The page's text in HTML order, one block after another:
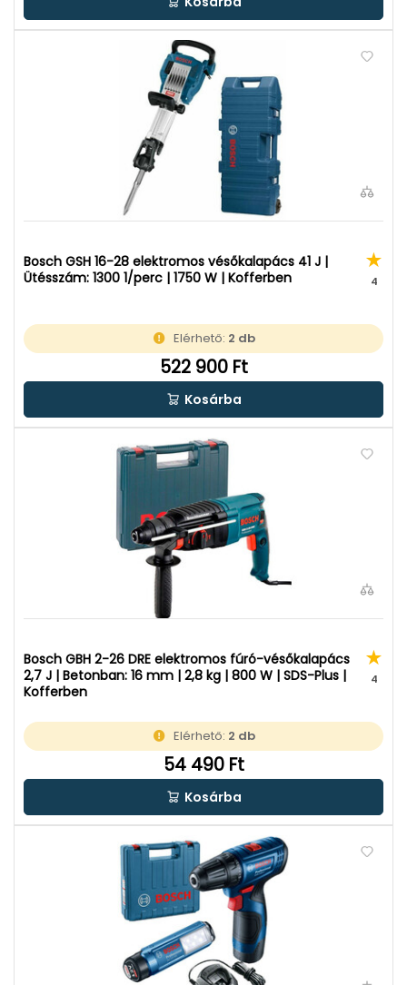
Bosch GSH 16-28 elektromos vésőkalapács 41 J |
Ütésszám: 1300 1/perc | 1750 W | Kofferben
4
Elérhető: 2 db
522 900 Ft
Kosárba
Bosch GBH 2-26 DRE elektromos fúró-vésőkalapács
2,7 J | Betonban: 16 mm | 2,8 kg | 800 W | SDS-Plus |
Kofferben
4
Elérhető: 2 db
54 490 Ft
Kosárba